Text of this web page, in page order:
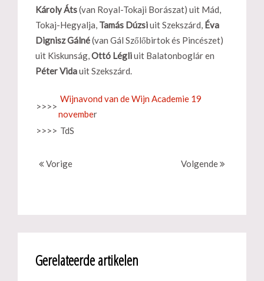
Károly Áts(van Royal-Tokaji Borászat) uit Mád,
Tokaj-Hegyalja, Tamás Dúzsiuit Szekszárd, Éva
Dignisz Gálné(van Gál Szőlőbirtok és Pincészet)
uit Kiskunság,Ottó Légliuit Balatonboglár en
Péter Vidauit Szekszárd.
>>>>
Wijnavond van de Wijn Academie 19
november
>>>> TdS
Vorige Volgende
Gerelateerde artikelen